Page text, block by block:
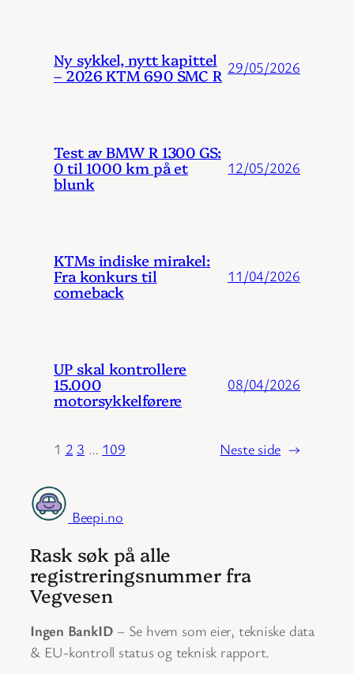
Ny sykkel, nytt kapittel
– 2026 KTM 690 SMC R 29/05/2026
Test av BMW R 1300 GS:
0 til 1000 km på et
blunk
12/05/2026
KTMs indiske mirakel:
Fra konkurs til
comeback
11/04/2026
UP skal kontrollere
15.000
motorsykkelførere
08/04/2026
1 2 3 … 109 Neste side →
Beepi.no
Rask søk på alle
registreringsnummer fra
Vegvesen
Ingen BankID – Se hvem som eier, tekniske data
& EU-kontroll status og teknisk rapport.